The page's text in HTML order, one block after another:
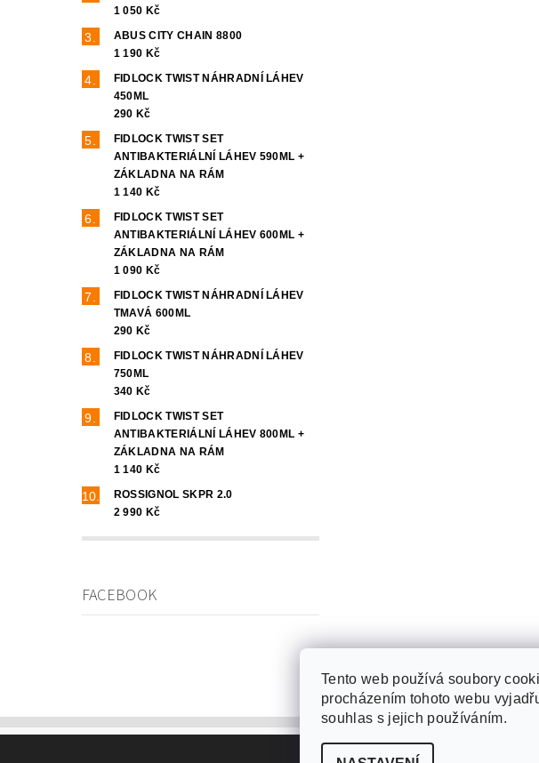
1 050 Kč
ABUS CITY CHAIN 8800
1 190 Kč
FIDLOCK TWIST NÁHRADNÍ LÁHEV
450ML
290 Kč
FIDLOCK TWIST SET
ANTIBAKTERIÁLNÍ LÁHEV 590ML +
ZÁKLADNA NA RÁM
1 140 Kč
FIDLOCK TWIST SET
ANTIBAKTERIÁLNÍ LÁHEV 600ML +
ZÁKLADNA NA RÁM
1 090 Kč
FIDLOCK TWIST NÁHRADNÍ LÁHEV
TMAVÁ 600ML
290 Kč
FIDLOCK TWIST NÁHRADNÍ LÁHEV
750ML
340 Kč
FIDLOCK TWIST SET
ANTIBAKTERIÁLNÍ LÁHEV 800ML +
ZÁKLADNA NA RÁM
1 140 Kč
ROSSIGNOL SKPR 2.0
2 990 Kč
FACEBOOK
Tento web používá soubory
procházením tohoto webu
souhlas s jejich používáním.